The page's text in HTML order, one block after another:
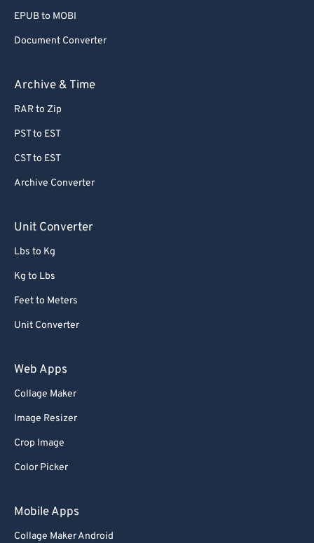
EPUB to MOBI
Document Converter
Archive & Time
RAR to Zip
PST to EST
CST to EST
Archive Converter
Unit Converter
Lbs to Kg
Kg to Lbs
Feet to Meters
Unit Converter
Web Apps
Collage Maker
Image Resizer
Crop Image
Color Picker
Mobile Apps
Collage Maker Android